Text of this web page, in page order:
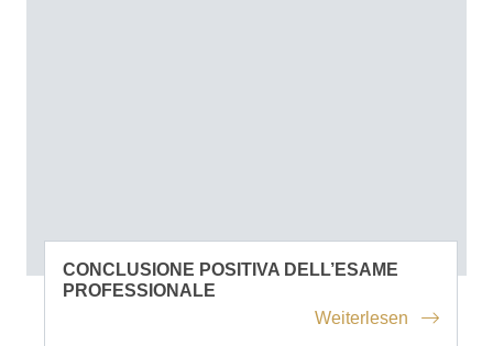
CONCLUSIONE POSITIVA DELL’ESAME
PROFESSIONALE
Weiterlesen